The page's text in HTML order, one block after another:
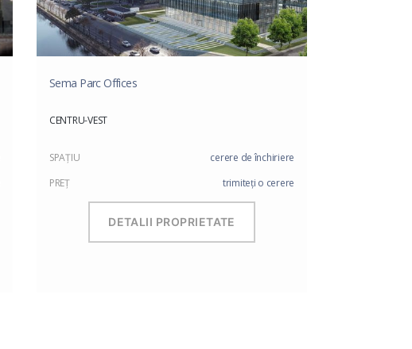
Sema Parc Offices
CENTRU-VEST
SPAŢIU
cerere de închiriere
PREŢ
trimiteți o cerere
DETALII PROPRIETATE